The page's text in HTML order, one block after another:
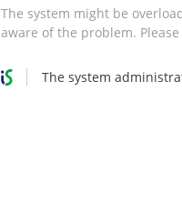
The system might be
aware of the problem.
The system